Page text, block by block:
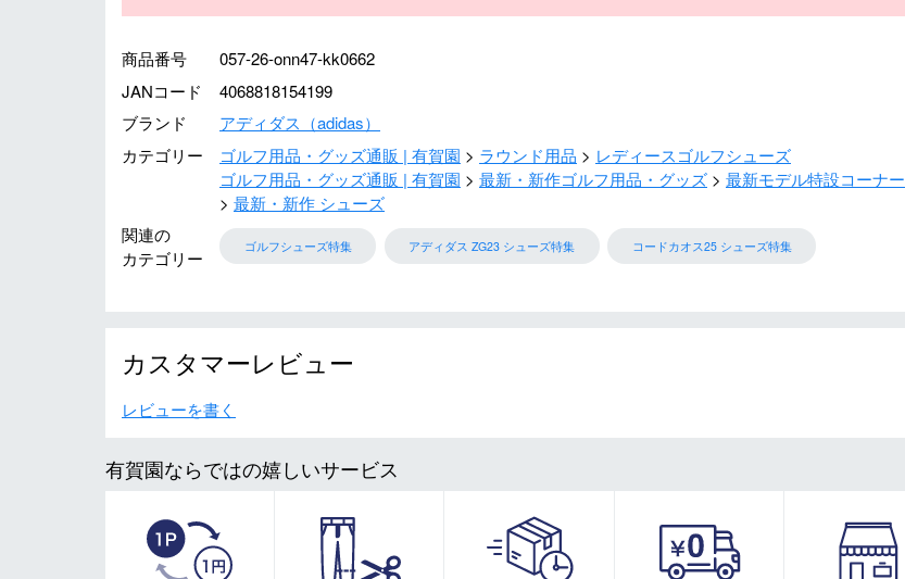
商品番号
057-26-onn47-kk0662
JANコード
4068818154199
ブランド
アディダス（adidas）
カテゴリー
ゴルフ用品・グッズ通販 | 有賀園 ラウンド用品
レディースゴルフシューズ
ゴルフ用品・グッズ通販 | 有賀園
最新・新作ゴルフ用品・グッズ
最新モデル特設コーナー
最新・新作 シューズ
関連の
カテゴリー
ゴルフシューズ特集 アディダス ZG23 シューズ特集 コードカオス25 シューズ特集
カスタマーレビュー
レビューを書く
有賀園ならではの嬉しいサービス